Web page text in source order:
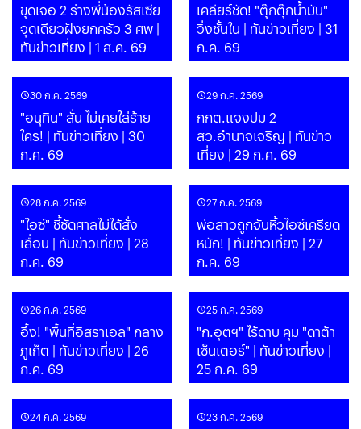
ขุดเจอ 2 ร่างพี่น้องรัสเซีย
จุดเดียวฝังยกครัว 3 ศพ |
ทันข่าวเที่ยง | 1 ส.ค. 69
เคลียร์ชัด! "ตุ๊กตุ๊กน้ำมัน"
วิ่งชั้นใน | ทันข่าวเที่ยง | 31
ก.ค. 69
30 ก.ค. 2569
"อนุทิน" ลั่น ไม่เคยใส่ร้าย
ใคร! | ทันข่าวเที่ยง | 30
ก.ค. 69
29 ก.ค. 2569
กกต.แจงปม 2
สว.อำนาจเจริญ | ทันข่าว
เที่ยง | 29 ก.ค. 69
28 ก.ค. 2569
"ไอซ์" ชี้ชัดศาลไม่ได้สั่ง
เลื่อน | ทันข่าวเที่ยง | 28
ก.ค. 69
27 ก.ค. 2569
พ่อสาวถูกจับหิ้วไอซ์เครียด
หนัก! | ทันข่าวเที่ยง | 27
ก.ค. 69
26 ก.ค. 2569
อึ้ง! "พื้นที่อิสราเอล" กลาง
ภูเก็ต | ทันข่าวเที่ยง | 26
ก.ค. 69
25 ก.ค. 2569
"ก.อุตฯ" ไร้ดาบ คุม "ดาต้า
เซ็นเตอร์" | ทันข่าวเที่ยง |
25 ก.ค. 69
24 ก.ค. 2569 23 ก.ค. 2569